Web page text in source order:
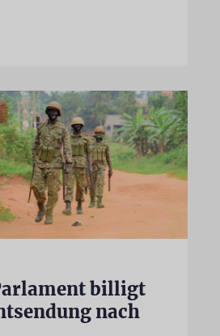
billigt
nach